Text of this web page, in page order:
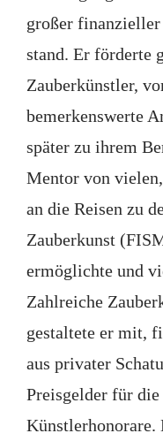
großer
stand. Er förderte
Zauberkünstler,
bemerkenswerte
später zu ihrem
Mentor von
an die Reisen zu
Zauberkunst
ermöglichte und
Zahlreiche
gestaltete er mit,
aus privater
Preisgelder für
Künstlerhonorare.